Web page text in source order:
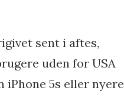
sent i aftes,
uden for USA
iPhone 5s eller nyere